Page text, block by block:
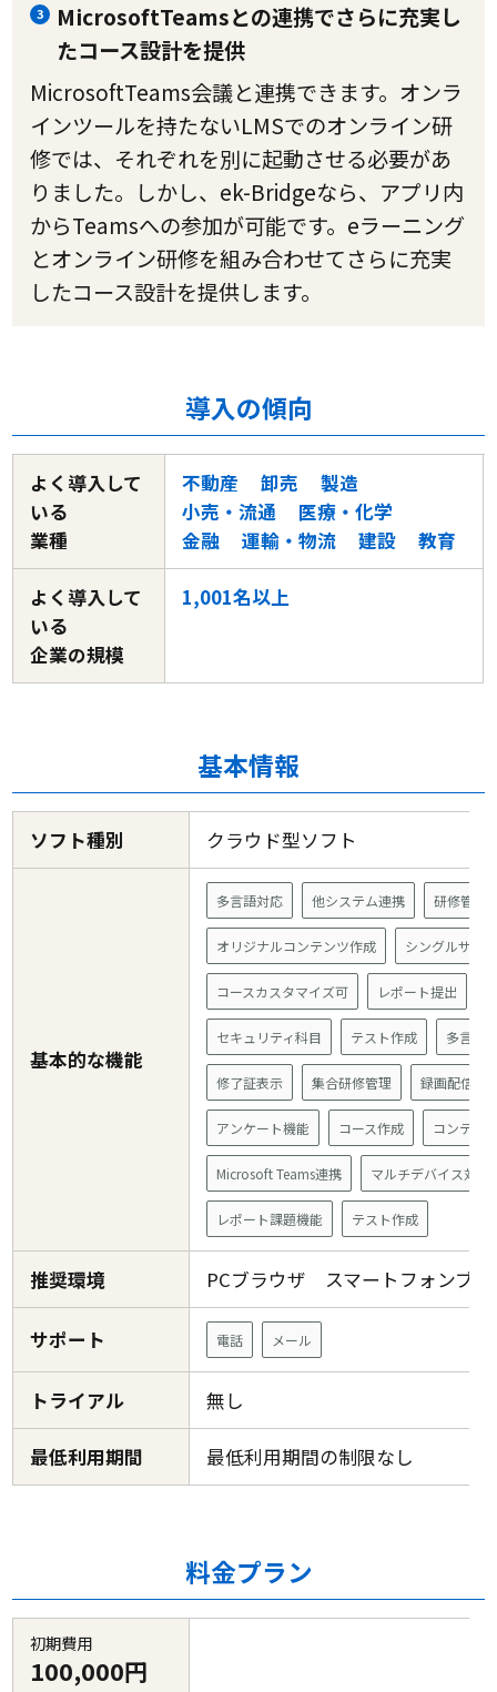
3
MicrosoftTeamsとの連携でさらに充実し
たコース設計を提供
MicrosoftTeams会議と連携できます。オンラ
インツールを持たないLMSでのオンライン研
修では、それぞれを別に起動させる必要があ
りました。しかし、ek-Bridgeなら、アプリ内
からTeamsへの参加が可能です。eラーニング
とオンライン研修を組み合わせてさらに充実
したコース設計を提供します。
導入の傾向
よく導入して
いる
業種
不動産 卸売
製造
小売・流通
医療・化学
金融
運輸・物流 建設 教育
よく導入して
いる
企業の規模
1,001名以上
基本情報
ソフト種別 クラウド型ソフト
基本的な機能
多言語対応 他システム連携 研修管理
オリジナルコンテンツ作成 シングルサイ
コースカスタマイズ可 レポート提出
セキュリティ科目 テスト作成 多言語
修了証表示 集合研修管理 録画配信
アンケート機能 コース作成 コンテン
Microsoft Teams連携 マルチデバイス対応
レポート課題機能 テスト作成
推奨環境 PCブラウザ スマートフォンブ
サポート 電話 メール
トライアル 無し
最低利用期間 最低利用期間の制限なし
料金プラン
初期費用
100,000円